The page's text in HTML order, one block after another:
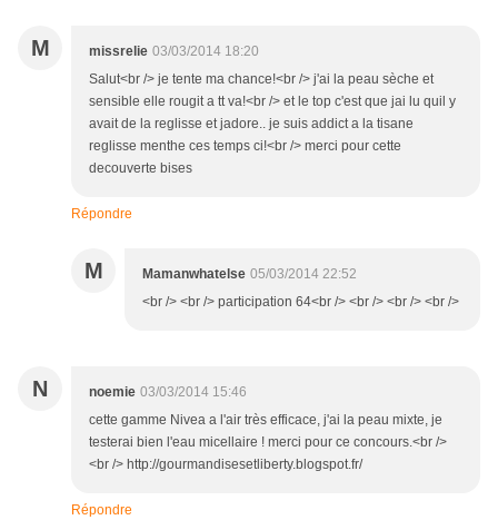
M missrelie 03/03/2014 18:20
Salut<br /> je tente ma chance!<br /> j'ai la peau sèche et
sensible elle rougit a tt va!<br /> et le top c'est que jai lu quil y
avait de la reglisse et jadore.. je suis addict a la tisane
reglisse menthe ces temps ci!<br /> merci pour cette
decouverte bises
Répondre
M Mamanwhatelse 05/03/2014 22:52
<br /> <br /> participation 64<br /> <br /> <br /> <br />
N noemie 03/03/2014 15:46
cette gamme Nivea a l'air très efficace, j'ai la peau mixte, je
testerai bien l'eau micellaire ! merci pour ce concours.<br />
<br /> http://gourmandisesetliberty.blogspot.fr/
Répondre